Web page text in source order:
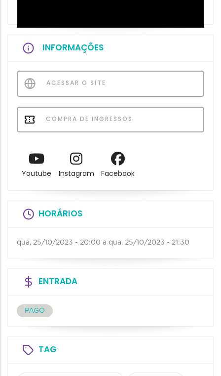
INFORMAÇÕES
ACESSAR O SITE
COMPRA DE INGRESSOS
Youtube Instagram Facebook
HORÁRIOS
qua, 25/10/2023 - 20:00 a qua, 25/10/2023 - 21:30
ENTRADA
PAGO
TAG